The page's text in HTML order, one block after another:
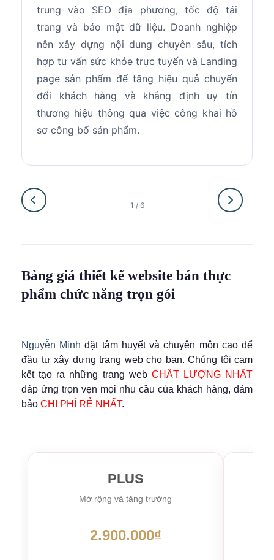
trung vào SEO địa phương, tốc độ tải
trang và bảo mật dữ liệu. Doanh nghiệp
nên xây dựng nội dung chuyên sâu, tích
hợp tư vấn sức khỏe trực tuyến và Landing
page sản phẩm để tăng hiệu quả chuyển
đổi khách hàng và khẳng định uy tín
thương hiệu thông qua việc công khai hồ
sơ công bố sản phẩm.
1 / 6
Bảng giá thiết kế website bán thực
phẩm chức năng trọn gói
Nguyễn Minh đặt tâm huyết và chuyên môn cao để
đầu tư xây dựng trang web cho bạn. Chúng tôi cam
kết tạo ra những trang web CHẤT LƯỢNG NHẤT
đáp ứng trọn vẹn mọi nhu cầu của khách hàng, đảm
bảo CHI PHÍ RẺ NHẤT.
PLUS
Mở rộng và tăng trưởng
2.900.000₫